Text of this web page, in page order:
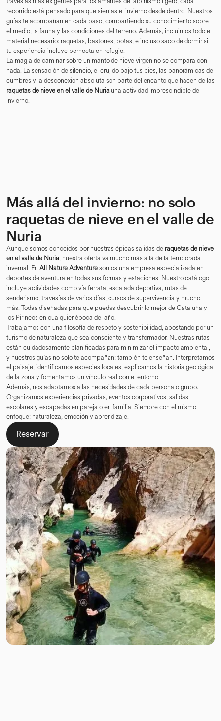
recorrido está pensado para que sientas el invierno desde dentro. Nuestros
guías te acompañan en cada paso, compartiendo su conocimiento sobre
el medio, la fauna y las condiciones del terreno. Además, incluimos todo el
material necesario: raquetas, bastones, botas, e incluso saco de dormir si
tu experiencia incluye pernocta en refugio.
La magia de caminar sobre un manto de nieve virgen no se compara con
nada. La sensación de silencio, el crujido bajo tus pies, las panorámicas de
cumbres y la desconexión absoluta son parte del encanto que hacen de las
raquetas de nieve en el valle de Nuria una actividad imprescindible del
invierno.
Más allá del invierno: no solo
raquetas de nieve en el valle de
Nuria
Aunque somos conocidos por nuestras épicas salidas de raquetas de nieve
en el valle de Nuria, nuestra oferta va mucho más allá de la temporada
invernal. En All Nature Adventuresomos una empresa especializada en
deportes de aventura en todas sus formas y estaciones. Nuestro catálogo
incluye actividades como vía ferrata, escalada deportiva, rutas de
senderismo, travesías de varios días, cursos de supervivencia y mucho
más. Todas diseñadas para que puedas descubrir lo mejor de Cataluña y
los Pirineos en cualquier época del año.
Trabajamos con una filosofía de respeto y sostenibilidad, apostando por un
turismo de naturaleza que sea consciente y transformador. Nuestras rutas
están cuidadosamente planificadas para minimizar el impacto ambiental,
y nuestros guías no solo te acompañan: también te enseñan. Interpretamos
el paisaje, identificamos especies locales, explicamos la historia geológica
de la zona y fomentamos un vínculo real con el entorno.
Además, nos adaptamos a las necesidades de cada persona o grupo.
Organizamos experiencias privadas, eventos corporativos, salidas
escolares y escapadas en pareja o en familia. Siempre con el mismo
enfoque: naturaleza, emoción y aprendizaje.
Reservar